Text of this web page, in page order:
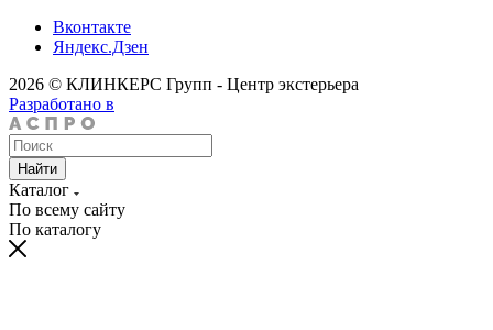
Вконтакте
Яндекс.Дзен
2026 © КЛИНКЕРС Групп - Центр экстерьера
Разработано в
Найти
Каталог
По всему сайту
По каталогу